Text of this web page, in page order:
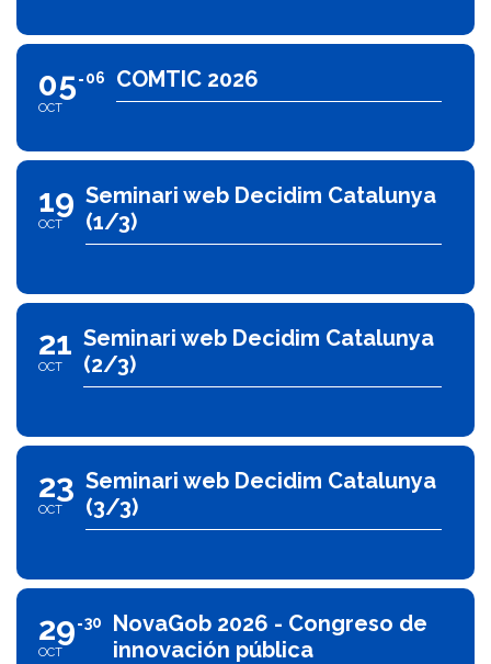
05
OCT
06 COMTIC 2026
19
OCT
Seminari web Decidim Catalunya
(1/3)
21
OCT
Seminari web Decidim Catalunya
(2/3)
23
OCT
Seminari web Decidim Catalunya
(3/3)
29
OCT
30
NovaGob 2026 - Congreso de
innovación pública